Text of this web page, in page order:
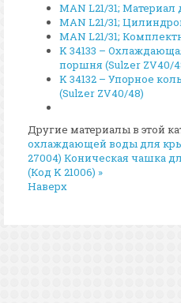
MAN L21/31; Материал
MAN L21/31;
MAN L21/31;
K 34133 –
поршня (Sulzer ZV40/
K 34132 – Упорное
(Sulzer ZV40/48)
Другие материалы в этой
охлаждающей воды для
27004) Коническая чашка
(Код K 21006) »
Наверх